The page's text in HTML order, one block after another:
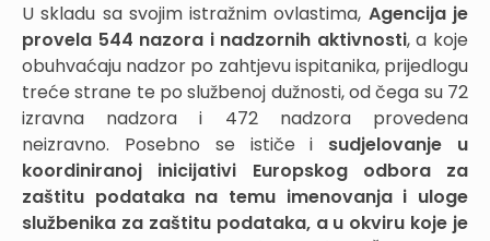
U skladu sa svojim istražnim ovlastima, Agencija je
provela 544 nazora i nadzornih aktivnosti, a koje
obuhvaćaju nadzor po zahtjevu ispitanika, prijedlogu
treće strane te po službenoj dužnosti, od čega su 72
izravna nadzora i 472 nadzora provedena
neizravno. Posebno se ističe i sudjelovanje u
koordiniranoj inicijativi Europskog odbora za
zaštitu podataka na temu imenovanja i uloge
službenika za zaštitu podataka, a u okviru koje je